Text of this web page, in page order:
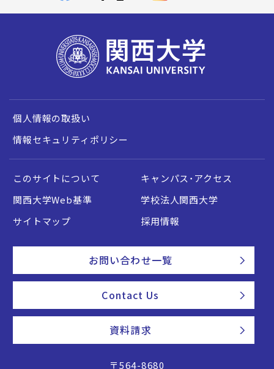
個人情報の取扱い
情報セキュリティポリシー
このサイトについて
キャンパス・アクセス
関西大学Web基準
学校法人関西大学
サイトマップ
採用情報
お問い合わせ一覧
Contact Us
資料請求
〒564-8680